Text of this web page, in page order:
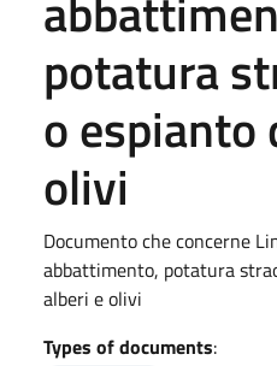
potatura
o espianto
olivi
Documento che concerne
abbattimento, potatura
alberi e olivi
Types of documents: